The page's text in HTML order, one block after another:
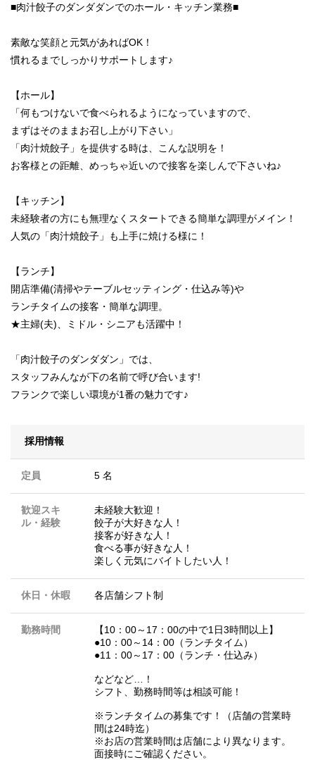
■肉汁餃子のダンダダンでのホール・キッチン業務■
素敵な笑顔と元気があればOK！
慣れるまでしっかりサポートします♪
【ホール】
「何もつけないで食べられるようになっていますので、
まずはそのままお召し上がり下さい」
「肉汁焼餃子」を提供する時は、こんな説明を！
お客様との距離、めっちゃ近いので接客を楽しんで下さいね♪
【キッチン】
未経験者の方にも無理なくスタートできる簡単な調理がメイン！
人気の「肉汁焼餃子」も上手に焼ける様に！
【ランチ】
開店準備(清掃やテーブルセッティング・仕込み等)や
ランチタイムの接客・簡単な調理。
★主婦(夫)、ミドル・シニアも活躍中！
「肉汁餃子のダンダダン」では、
スタッフみんなが下の名前で呼び合います!
フランクで楽しい環境が1番の魅力です♪
採用情報
定員 5 名
歓迎スキ
ル・経験
未経験大歓迎！
餃子が大好きな人！
接客が好きな人！
食べる事が好きな人！
楽しく元気にバイトしたい人！
休日・休暇 各店舗シフト制
勤務時間
【10：00～17：00の中で1日3時間以上】
●10：00～14：00（ランチタイム）
●11：00～17：00（ランチ・仕込み）
などなど…！
シフト、勤務時間等は相談可能！
※ランチタイムの募集です！（店舗の営業時
間は24時迄）
※お店の営業時間は店舗により異なります。
面接時にご確認ください。